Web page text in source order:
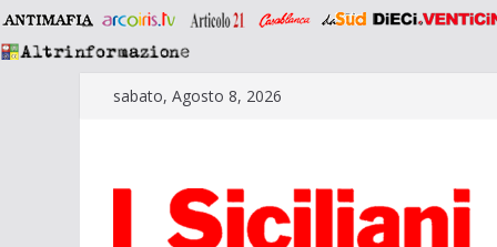
Saltasabato, Agosto 8, 2026